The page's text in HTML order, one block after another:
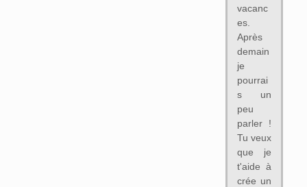
vacanc
es.
Après
demain
je
pourrai
s un
peu
parler !
Tu veux
que je
t'aide à
crée un